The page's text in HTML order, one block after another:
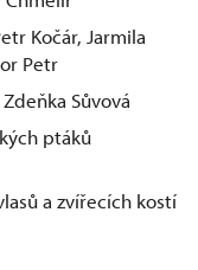
Kočár, Jarmila
Petr
Sůvová
ptáků
a zvířecích kostí